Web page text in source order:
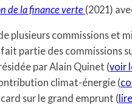
de la finance verte (2021)
plusieurs commissions et
partie des commissions
par Alain Quinet (voir
climat-énergie (
sur le grand emprunt (